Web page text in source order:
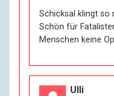
Schicksal klingt so
Schön für
Menschen keine
Ulli